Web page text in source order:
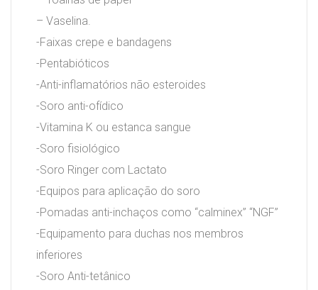
– Vaselina.
-Faixas crepe e bandagens
-Pentabióticos
-Anti-inflamatórios não esteroides
-Soro anti-ofídico
-Vitamina K ou estanca sangue
-Soro fisiológico
-Soro Ringer com Lactato
-Equipos para aplicação do soro
-Pomadas anti-inchaços como “calminex” “NGF”
-Equipamento para duchas nos membros
inferiores
-Soro Anti-tetânico